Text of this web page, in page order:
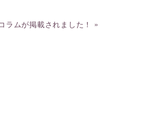
ラムが掲載されました！ »